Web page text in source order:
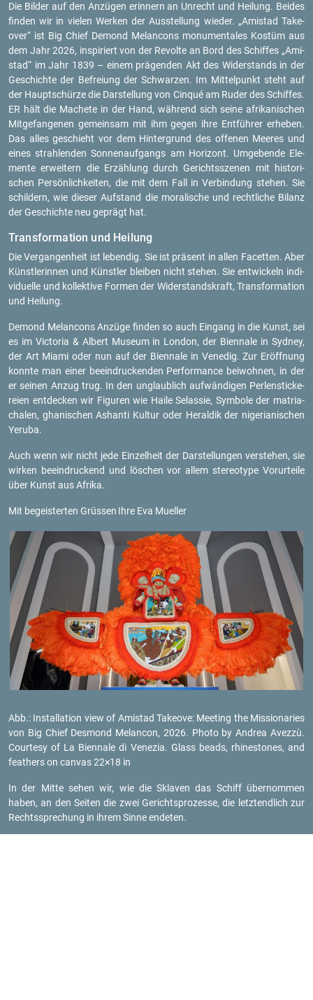
Die Bil­der auf den An­zü­gen er­in­nern an Un­recht und Hei­lung. Bei­des
fin­den wir in vie­len Wer­ken der Aus­stel­lung wie­der. „Ami­stad Take­
over“ ist Big Chief De­mond Me­lan­cons mo­nu­men­ta­les Kos­tüm aus
dem Jahr 2026, in­spi­riert von der Re­vol­te an Bord des Schif­fes „Ami­
stad“ im Jahr 1839 – einem prä­gen­den Akt des Wi­der­stands in der
Ge­schich­te der Be­frei­ung der Schwar­zen. Im Mit­tel­punkt steht auf
der Haupt­schür­ze die Dar­stel­lung von Cinqué am Ruder des Schif­fes.
ER hält die Ma­che­te in der Hand, wäh­rend sich seine afri­ka­ni­schen
Mit­ge­fan­ge­nen ge­mein­sam mit ihm gegen ihre Ent­füh­rer er­he­ben.
Das alles ge­schieht vor dem Hin­ter­grund des of­fe­nen Mee­res und
eines strah­len­den Son­nen­auf­gangs am Ho­ri­zont. Um­ge­ben­de Ele­
men­te er­wei­tern die Er­zäh­lung durch Ge­richts­sze­nen mit his­to­ri­
schen Per­sön­lich­kei­ten, die mit dem Fall in Ver­bin­dung ste­hen. Sie
schil­dern, wie die­ser Auf­stand die mo­ra­li­sche und recht­li­che Bi­lanz
der Ge­schich­te neu ge­prägt hat.
Trans­for­ma­ti­on und Hei­lung
Die Ver­gan­gen­heit ist le­ben­dig. Sie ist prä­sent in allen Fa­cet­ten. Aber
Künst­le­rin­nen und Künst­ler blei­ben nicht ste­hen. Sie ent­wi­ckeln in­di­
vi­du­el­le und kol­lek­ti­ve For­men der Wi­der­stands­kraft, Trans­for­ma­ti­on
und Hei­lung.
De­mond Me­lan­cons An­zü­ge fin­den so auch Ein­gang in die Kunst, sei
es im Vic­to­ria & Al­bert Mu­se­um in Lon­don, der Bi­en­na­le in Syd­ney,
der Art Miami oder nun auf der Bi­en­na­le in Ve­ne­dig. Zur Er­öff­nung
konn­te man einer be­ein­dru­cken­den Per­for­mance bei­woh­nen, in der
er sei­nen Anzug trug. In den un­glaub­lich auf­wän­di­gen Per­len­sti­cke­
rei­en ent­de­cken wir Fi­gu­ren wie Haile Sel­as­sie, Sym­bo­le der ma­tri­a­
cha­len, gha­ni­schen As­han­ti Kul­tur oder He­ral­dik der ni­ge­ria­ni­schen
Ye­ru­ba.
Auch wenn wir nicht jede Ein­zel­heit der Dar­stel­lun­gen ver­ste­hen, sie
wir­ken be­ein­dru­ckend und lö­schen vor allem ste­reo­ty­pe Vor­ur­tei­le
über Kunst aus Afri­ka.
Mit be­geis­ter­ten Grüs­sen Ihre Eva Mu­el­ler
Abb.: In­stal­la­ti­on view of Ami­stad Take­ove: Mee­ting the Mis­sio­na­ries
von Big Chief Des­mond Me­lan­con, 2026. Photo by An­drea Avezzù.
Cour­te­sy of La Bi­en­na­le di Ve­ne­zia. Glass beads, rhi­nes­to­nes, and
fea­thers on can­vas 22×18 in
In der Mitte sehen wir, wie die Skla­ven das Schiff über­nom­men
haben, an den Sei­ten die zwei Ge­richts­pro­zes­se, die letzt­end­lich zur
Rechts­spre­chung in ihrem Sinne en­de­ten.